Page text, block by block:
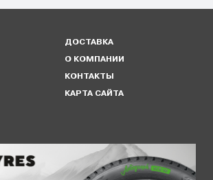
ДОСТАВКА
О КОМПАНИИ
КОНТАКТЫ
КАРТА САЙТА